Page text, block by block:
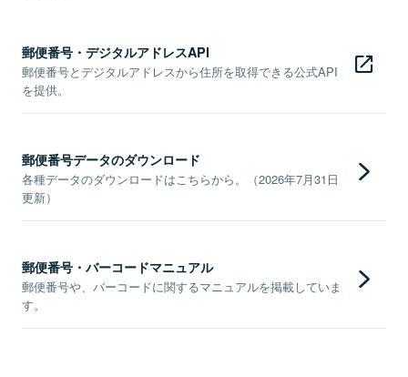
郵便番号・デジタルアドレスAPI
郵便番号とデジタルアドレスから住所を取得できる公式API
を提供。
郵便番号データのダウンロード
各種データのダウンロードはこちらから。（2026年7月31日
更新）
郵便番号・バーコードマニュアル
郵便番号や、バーコードに関するマニュアルを掲載していま
す。